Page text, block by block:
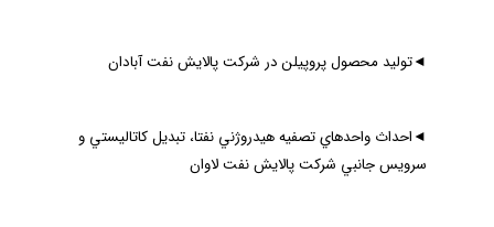
◄توليد محصول پروپيلن در شركت پالايش نفت آبادان
◄احداث واحدهاي تصفيه هيدروژني نفتا، تبديل كاتاليستي و
سرويس جانبي شركت پالايش نفت لاوان